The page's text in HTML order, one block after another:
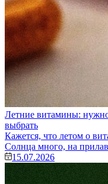
Летние витамины:
выбрать
Кажется, что летом о
Солнца много, на
15.07.2026